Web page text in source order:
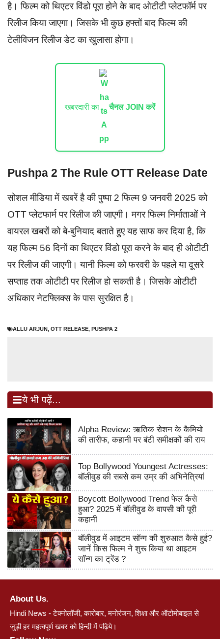
है। फिल्म को थिएटर विंडो पूरा होने के बाद ओटीटी प्लेटफॉर्म पर
रिलीज किया जाएगा। जिसके भी कुछ हफ्तों बाद फिल्म की
टेलीविजन रिलीज डेट का खुलासा होगा।
खबरदारी का चैनल JOIN करें
Pushpa 2 The Rule OTT Release Date
सोशल मीडिया में खबरें है की पुष्पा 2 फिल्म 9 जनवरी 2025 को
OTT प्लेटफार्म पर रिलीज की जाएगी। मगर फिल्म निर्माताओं ने
वायरल खबरों को बे-बुनियाद बताते हुए यह साफ कर दिया है, कि
यह फिल्म 56 दिनों का थिएटर विंडो पूरा करने के बाद ही ओटीटी
पर रिलीज की जाएगी। यानी फिल्म को फरवरी के पहले या दूसरे
सप्ताह तक ओटीटी पर रिलीज हो सकती है। जिसके ओटीटी
अधिकार नेटफ्लिक्स के पास सुरक्षित है।
ALLU ARJUN, OTT RELEASE, PUSHPA 2
ये भी पढ़ें...
Alpha Review: ऋतिक रोशन के कैमियो
की तारीफ, कहानी पर बंटी समीक्षकों की राय
Top Bollywood Youngest Actresses:
बॉलीवुड की सबसे कम उम्र की अभिनेत्रियां
Boycott Bollywood Trend फेल कैसे
हुआ? 2025 में बॉलीवुड के वापसी की पूरी
कहानी
बॉलीवुड में आइटम सॉन्ग की शुरुआत कैसे हुई?
जानें किस फिल्म ने शुरू किया था आइटम
सॉन्ग का ट्रेंड ?
About Us.
Hindi News - टेक्नोलॉजी, कारोबार, मनोरंजन, शिक्षा और ऑटोमोबाइल से
जुड़ी हर महत्वपूर्ण खबर को हिन्दी में पढ़िये।